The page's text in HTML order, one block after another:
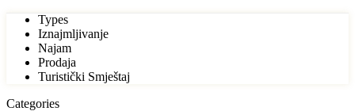
Types
Iznajmljivanje
Najam
Prodaja
Turistički Smještaj
Categories